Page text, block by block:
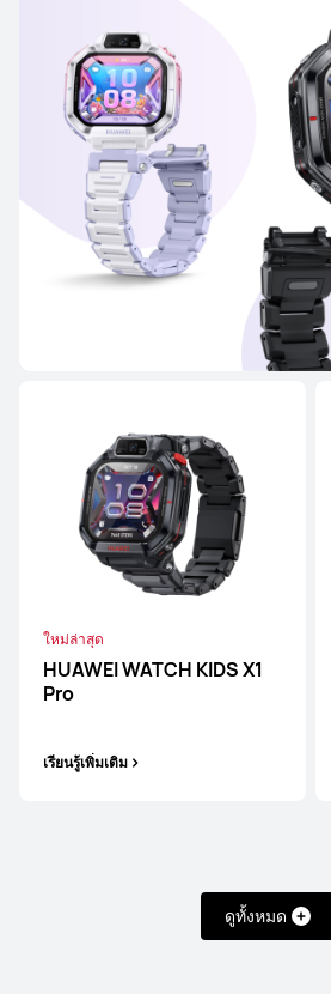
ใหม่ล่าสุด
HUAWEI WATCH KIDS X1
Pro
เรียนรู้เพิ่มเติม
ดูทั้งหมด
เรี
WATCH D Series